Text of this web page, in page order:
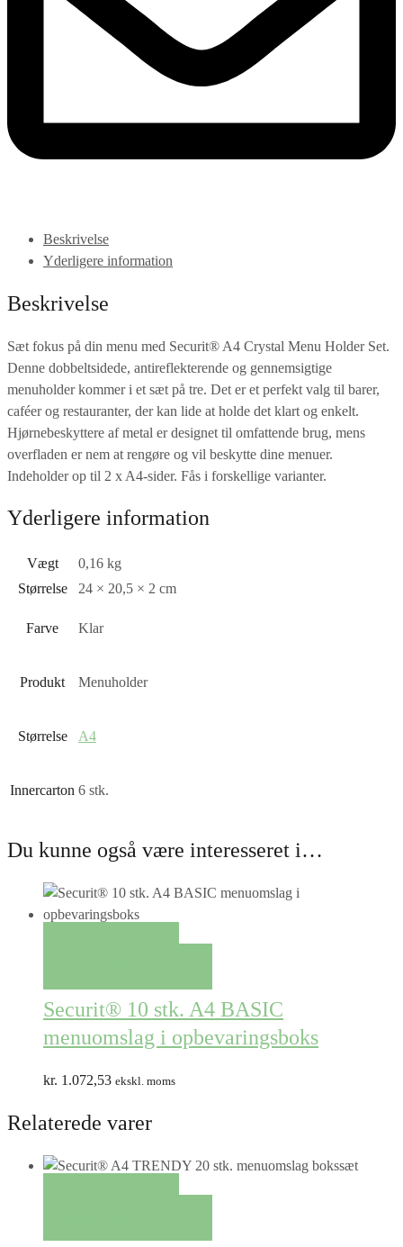
Beskrivelse
Yderligere information
Beskrivelse
Sæt fokus på din menu med Securit® A4 Crystal Menu Holder Set.
Denne dobbeltsidede, antireflekterende og gennemsigtige
menuholder kommer i et sæt på tre. Det er et perfekt valg til barer,
caféer og restauranter, der kan lide at holde det klart og enkelt.
Hjørnebeskyttere af metal er designet til omfattende brug, mens
overfladen er nem at rengøre og vil beskytte dine menuer.
Indeholder op til 2 x A4-sider. Fås i forskellige varianter.
Yderligere information
Vægt
0,16 kg
Størrelse
24 × 20,5 × 2 cm
Farve Klar
Produkt Menuholder
Størrelse A4
Innercarton 6 stk.
Du kunne også være interesseret i…
Securit® 10 stk. A4 BASIC
menuomslag i opbevaringsboks
kr. 1.072,53 ekskl. moms
Relaterede varer